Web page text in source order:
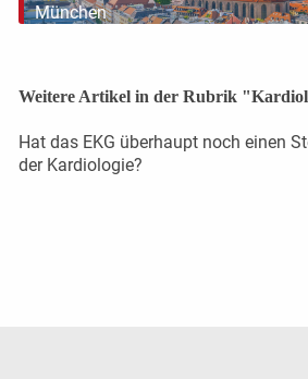
München
Weitere Artikel in der Rubrik
Hat das EKG überhaupt noch einen
der Kardiologie?